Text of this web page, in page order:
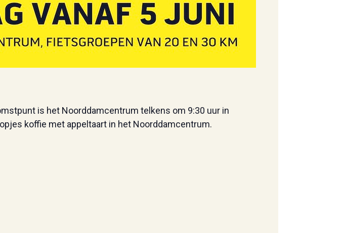
is het Noorddamcentrum telkens om 9:30 uur in
koffie met appeltaart in het Noorddamcentrum.